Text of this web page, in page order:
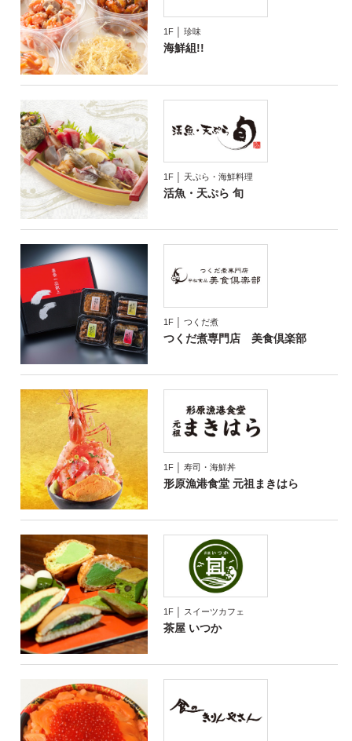
1F │ 珍味
海鮮組!!
1F │ 天ぷら・海鮮料理
活魚・天ぷら 旬
1F │ つくだ煮
つくだ煮専門店 美食倶楽部
1F │ 寿司・海鮮丼
形原漁港食堂 元祖まきはら
1F │ スイーツカフェ
茶屋 いつか